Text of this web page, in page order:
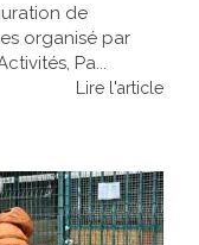
de
organisé par
Pa...
Lire l'article